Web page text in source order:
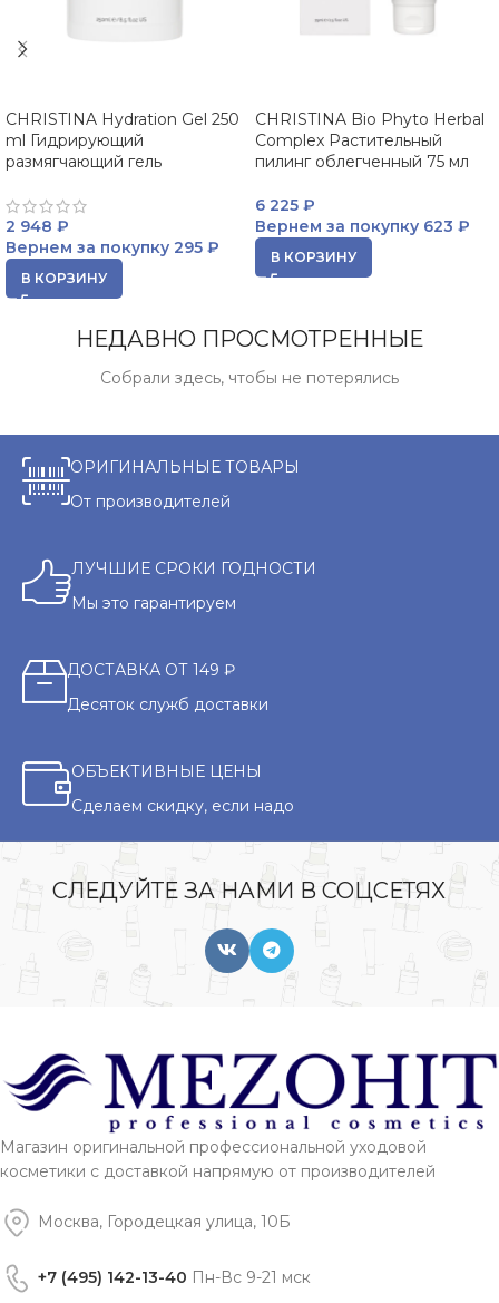
CHRISTINA Hydration Gel 250
ml Гидрирующий
размягчающий гель
2 948 ₽
Вернем за покупку 295 ₽
В КОРЗИНУ
CHRISTINA Bio Phyto Herbal
Complex Растительный
пилинг облегченный 75 мл
6 225 ₽
Вернем за покупку 623 ₽
В КОРЗИНУ
НЕДАВНО ПРОСМОТРЕННЫЕ
Собрали здесь, чтобы не потерялись
ОРИГИНАЛЬНЫЕ ТОВАРЫ
От производителей
ЛУЧШИЕ СРОКИ ГОДНОСТИ
Мы это гарантируем
ДОСТАВКА ОТ 149 ₽
Десяток служб доставки
ОБЪЕКТИВНЫЕ ЦЕНЫ
Сделаем скидку, если надо
СЛЕДУЙТЕ ЗА НАМИ В СОЦСЕТЯХ
Магазин оригинальной профессиональной уходовой
косметики с доставкой напрямую от производителей
Москва, Городецкая улица, 10Б
+7 (495) 142-13-40 Пн-Вс 9-21 мск